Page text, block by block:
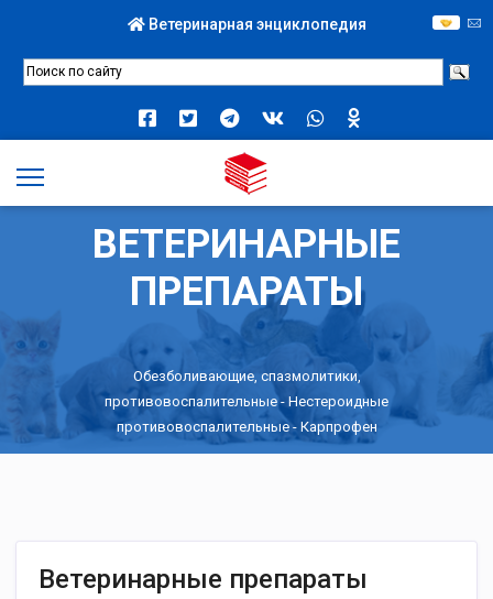
Ветеринарная энциклопедия
ВЕТЕРИНАРНЫЕ
ПРЕПАРАТЫ
Обезболивающие, спазмолитики,
противовоспалительные- Нестероидные
противовоспалительные- Карпрофен
Ветеринарные препараты